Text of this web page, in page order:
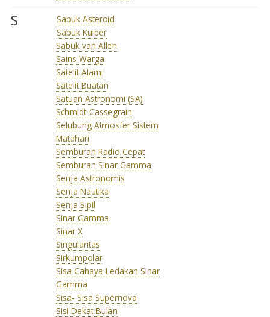
S
Sabuk Asteroid
Sabuk Kuiper
Sabuk van Allen
Sains Warga
Satelit Alami
Satelit Buatan
Satuan Astronomi (SA)
Schmidt-Cassegrain
Selubung Atmosfer Sistem
Matahari
Semburan Radio Cepat
Semburan Sinar Gamma
Senja Astronomis
Senja Nautika
Senja Sipil
Sinar Gamma
Sinar X
Singularitas
Sirkumpolar
Sisa Cahaya Ledakan Sinar
Gamma
Sisa- Sisa Supernova
Sisi Dekat Bulan